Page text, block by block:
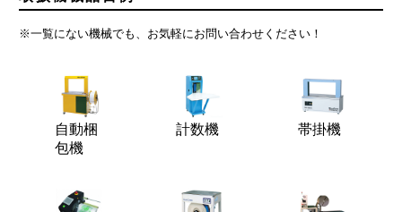
※一覧にない機械でも、お気軽にお問い合わせください！
自動梱
包機
計数機 帯掛機